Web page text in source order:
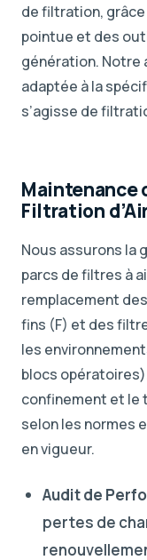
de filtration,
pointue et des
génération. Notre
adaptée à la
s’agisse de
Maintenance
Filtration
Nous assurons la
parcs de filtres à
remplacement
fins (F) et des
les
blocs
confinement et le
selon les normes
en vigueur.
Audit de
pertes de